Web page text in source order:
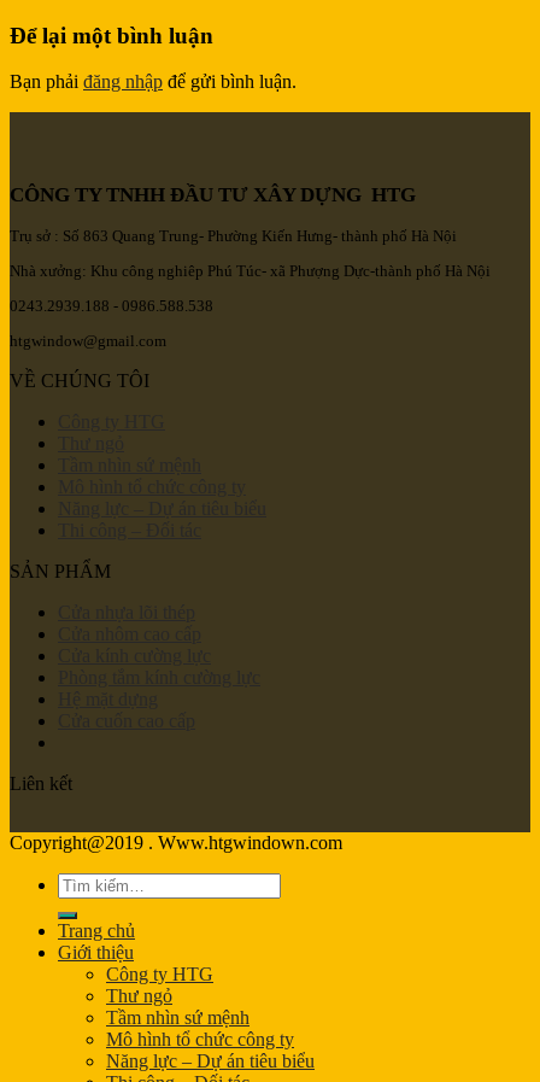
Để lại một bình luận
Bạn phải đăng nhập để gửi bình luận.
CÔNG TY TNHH ĐẦU TƯ XÂY DỰNG HTG
Trụ sở : Số 863 Quang Trung- Phường Kiến Hưng- thành phố Hà Nội
Nhà xưởng: Khu công nghiêp Phú Túc- xã Phượng Dực-thành phố Hà Nội
0243.2939.188 - 0986.588.538
htgwindow@gmail.com
VỀ CHÚNG TÔI
SẢN PHẨM
Liên kết
Copyright@2019 . Www.htgwindown.com
Tìm
kiếm:
Trang chủ
Giới thiệu
Công ty HTG
Thư ngỏ
Tầm nhìn sứ mệnh
Mô hình tổ chức công ty
Năng lực – Dự án tiêu biểu